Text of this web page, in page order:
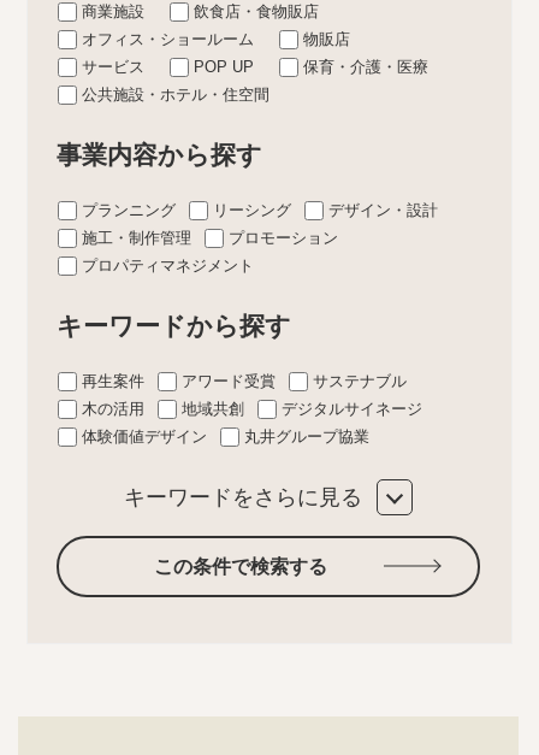
商業施設
飲食店・食物販店
オフィス・ショールーム
物販店
サービス
POP UP
保育・介護・医療
公共施設・ホテル・住空間
事業内容から探す
プランニング リーシング
デザイン・設計
施工・制作管理
プロモーション
プロパティマネジメント
キーワードから探す
再生案件 アワード受賞
サステナブル
木の活用
地域共創
デジタルサイネージ
体験価値デザイン
丸井グループ協業
キーワードをさらに見る
この条件で検索する